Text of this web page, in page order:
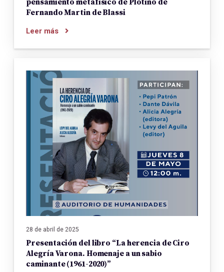
pensamiento metafísico de Plotino de
Fernando Martin de Blassi
Leer más
28 de abril de 2025
Presentación del libro “La herencia de Ciro
Alegría Varona. Homenaje a un sabio
caminante (1961-2020)”